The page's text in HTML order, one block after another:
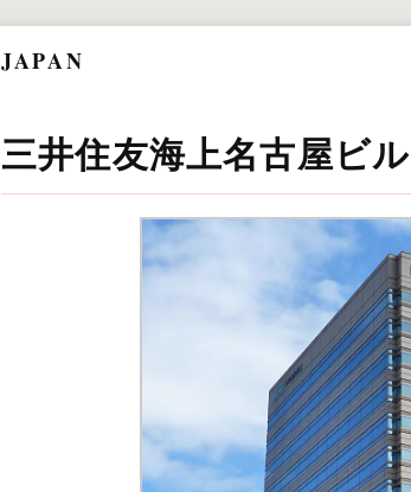
JAPAN
三井住友海上名古屋ビル